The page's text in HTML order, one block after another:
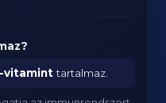
vitaminttartalmaz.